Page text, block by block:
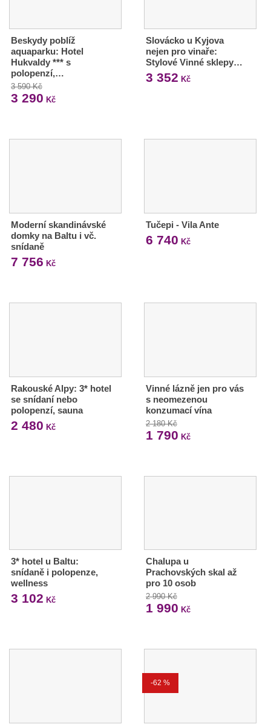
Beskydy poblíž
aquaparku: Hotel
Hukvaldy *** s
polopenzí,…
3 590 Kč
3 290 Kč
Slovácko u Kyjova
nejen pro vinaře:
Stylové Vinné sklepy…
3 352 Kč
Moderní skandinávské
domky na Baltu i vč.
snídaně
7 756 Kč
Tučepi - Vila Ante
6 740 Kč
Rakouské Alpy: 3* hotel
se snídaní nebo
polopenzí, sauna
2 480 Kč
Vinné lázně jen pro vás
s neomezenou
konzumací vína
2 180 Kč
1 790 Kč
3* hotel u Baltu:
snídaně i polopenze,
wellness
3 102 Kč
Chalupa u
Prachovských skal až
pro 10 osob
2 990 Kč
1 990 Kč
-62 %